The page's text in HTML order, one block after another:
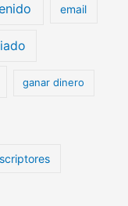
email
ganar dinero